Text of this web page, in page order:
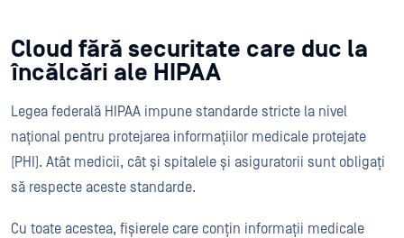
Cloud fără securitate care duc la
încălcări ale HIPAA
Legea federală HIPAA impune standarde stricte la nivel
național pentru protejarea informațiilor medicale protejate
(PHI). Atât medicii, cât și spitalele și asiguratorii sunt obligați
să respecte aceste standarde.
Cu toate acestea, fișierele care conțin informații medicale